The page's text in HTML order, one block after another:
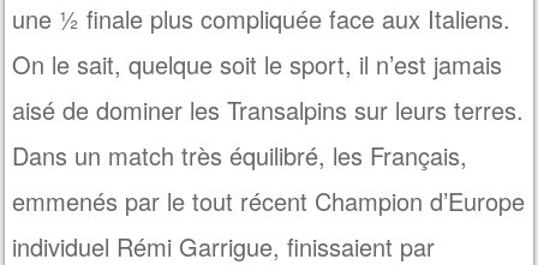
une ½ finale plus compliquée face aux Italiens.
On le sait, quelque soit le sport, il n’est jamais
aisé de dominer les Transalpins sur leurs terres.
Dans un match très équilibré, les Français,
emmenés par le tout récent Champion d’Europe
individuel Rémi Garrigue, finissaient par